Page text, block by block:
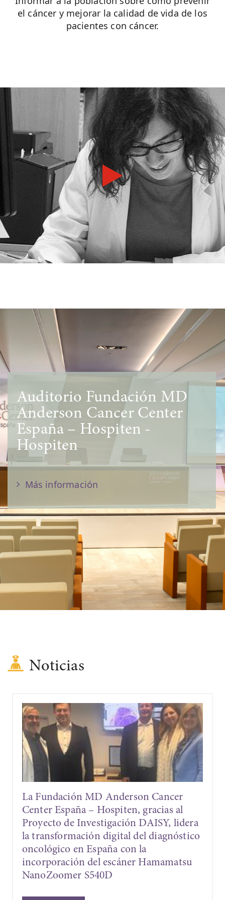
el cáncer y mejorar la calidad de vida de los
pacientes con cáncer.
Auditorio Fundación MD
Anderson Cancer Center
España – Hospiten -
Hospiten
Más información
Noticias
La Fundación MD Anderson Cancer
Center España – Hospiten, gracias al
Proyecto de Investigación DAISY, lidera
la transformación digital del diagnóstico
oncológico en España con la
incorporación del escáner Hamamatsu
NanoZoomer S540D